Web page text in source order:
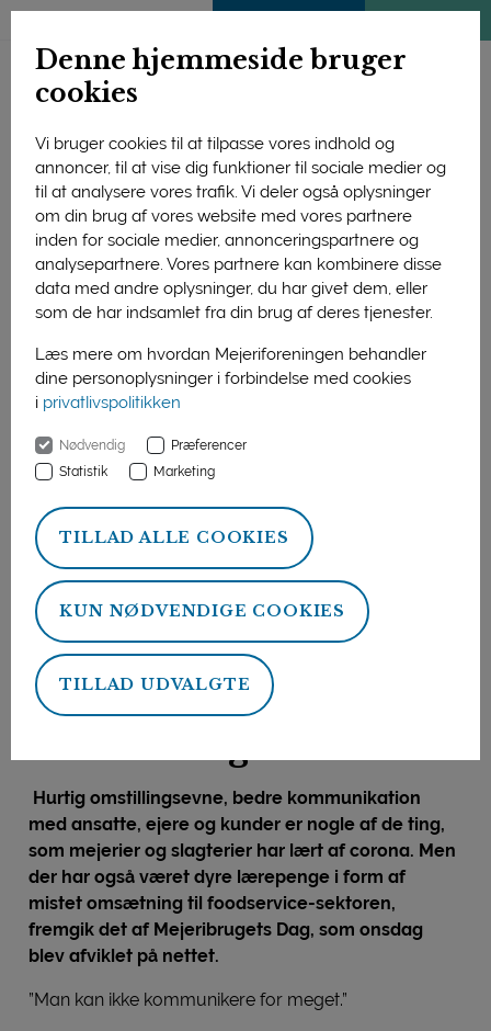
Denne hjemmeside bruger
cookies
Vi bruger cookies til at tilpasse vores indhold og
annoncer, til at vise dig funktioner til sociale medier og
til at analysere vores trafik. Vi deler også oplysninger
om din brug af vores website med vores partnere
inden for sociale medier, annonceringspartnere og
analysepartnere. Vores partnere kan kombinere disse
data med andre oplysninger, du har givet dem, eller
som de har indsamlet fra din brug af deres tjenester.
Læs mere om hvordan Mejeriforeningen behandler
dine personoplysninger i forbindelse med cookies
i privatlivspolitikken
Nødvendig
Præferencer
Statistik
Marketing
TILLAD ALLE COOKIES
KUN NØDVENDIGE COOKIES
TILLAD UDVALGTE
Søren Jensen, formand for Mejeribrugets Dag, var traditionen
tro ordstyrer for dagens indlægsholdere, som kan ses på
nettet fra Arlas hovedkvarter i Viby J. (Foto af PC: mejeri.dk)
Forside
Nyheder
Virksomheder: Vi har lært meget af corona-nedlukningen
04. februar 2021
Af:
Virksomheder: Vi har
lært meget af corona-
Hurtig omstillingsevne, bedre kommunikation
med ansatte, ejere og kunder er nogle af de ting,
som mejerier og slagterier har lært af corona. Men
der har også været dyre lærepenge i form af
mistet omsætning til foodservice-sektoren,
fremgik det af Mejeribrugets Dag, som onsdag
blev afviklet på nettet.
”Man kan ikke kommunikere for meget.”